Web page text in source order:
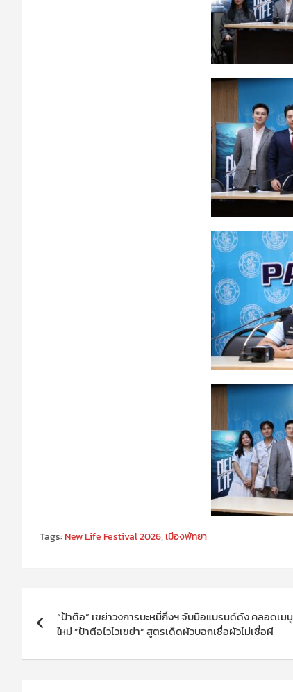
Tags:New Life Festival 2026,เมืองพัทยา
เรื่อง“ป้าตือ” เขย่าวงการบะหมี่กึ่งฯ จับมือแบรนด์ดัง คลอดเมนู
ใหม่ ”ป้าตือไวไวเขย่า“ สูตรเด็ดผัวบอกเชื่อผัวไม่เชื่อผี